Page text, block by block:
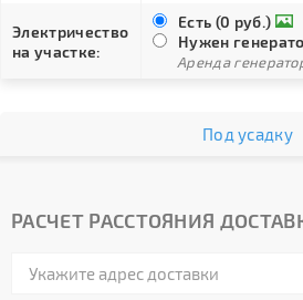
Электричество
на участке:
Есть (0 руб.)
Нужен
Аренда
Под усадку
РАСЧЕТ РАССТОЯНИЯ